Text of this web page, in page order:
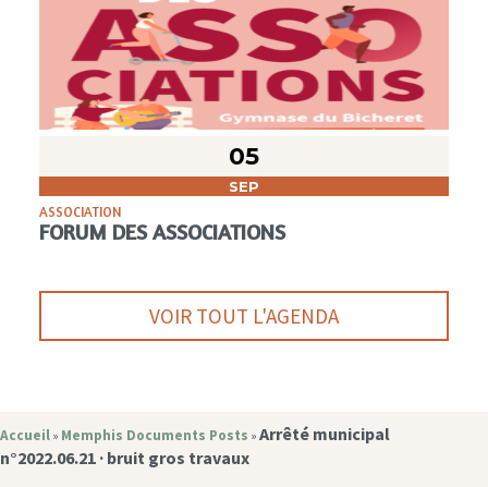
05
SEP
ASSOCIATION
FORUM DES ASSOCIATIONS
VOIR TOUT L'AGENDA
Accueil » Memphis Documents Posts » Arrêté municipal
n°2022.06.21 · bruit gros travaux